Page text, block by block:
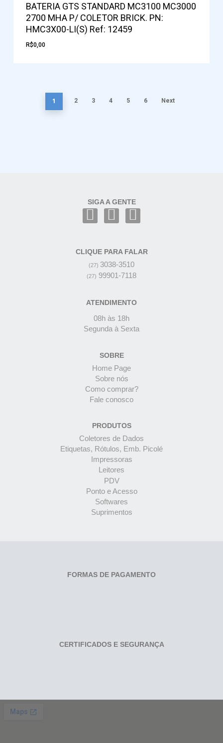
BATERIA GTS STANDARD MC3100 MC3000
2700 MHA P/ COLETOR BRICK. PN:
HMC3X00-LI(S) Ref: 12459
R$0,00
1 2 3 4 5 6 Next
SIGA A GENTE
CLIQUE PARA FALAR
(27) 3038-3510
(27) 99901-7118
ATENDIMENTO
08h às 18h
Segunda à Sexta
SOBRE
Home Page
Sobre nós
Como comprar?
Fale conosco
PRODUTOS
Coletores de Dados
Etiquetas, Rótulos, Emb. Picolé
Impressoras
Leitores
PDV
Ponto e Acesso
Softwares
Suprimentos
FORMAS DE PAGAMENTO
CERTIFICADOS E SEGURANÇA